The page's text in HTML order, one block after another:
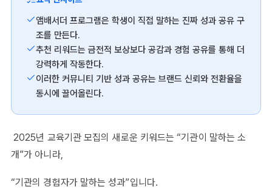
앰배서더 프로그램은 학생이 직접 말하는 진짜 성과 공유 구
조를 만든다.
추천 리워드는 금전적 보상보다 공감과 경험 공유를 통해 더
강력하게 작동한다.
이러한 커뮤니티 기반 성과 공유는 브랜드 신뢰와 전환율을
동시에 끌어올린다.
2025년 교육기관 모집의 새로운 키워드는 “기관이 말하는 소
개”가 아니라,
“기관의 경험자가 말하는 성과”입니다.